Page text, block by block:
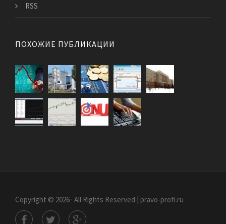
RSS
ПОХОЖИЕ ПУБЛИКАЦИИ
Copyright © 2026 · All Rights Reserved | pravo-profi.ru